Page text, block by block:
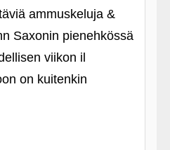
ammuskeluja &
Saxonin pienehkössä
viikon il
on kuitenkin